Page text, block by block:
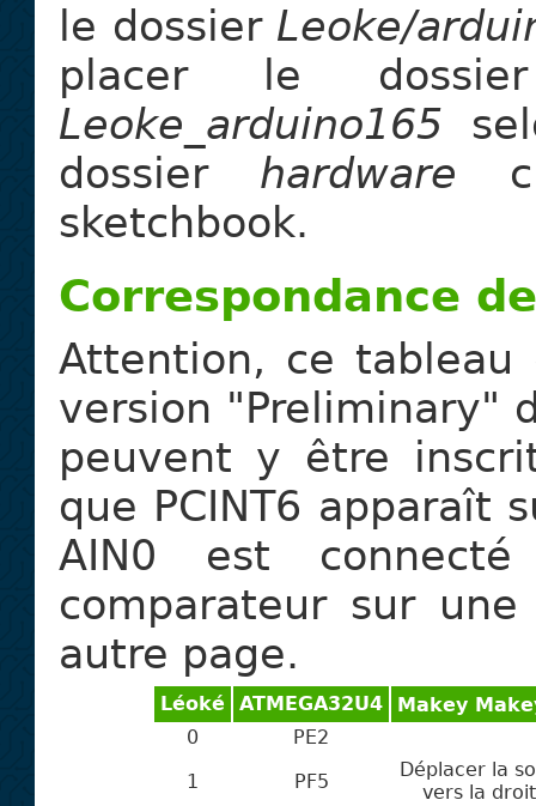
le dossier Leoke/
placer le
Leoke_arduino165
dossier hardware
sketchbook.
Correspondance
Attention, ce
version "Preliminary"
peuvent y être
que PCINT6 apparaît
AIN0 est
comparateur sur
autre page.
Léoké ATMEGA32U4
Makey
0
PE2
1
PF5
Déplacer la
vers la